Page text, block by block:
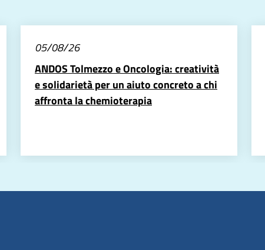
05/08/26
ANDOS Tolmezzo e Oncologia: creatività
e solidarietà per un aiuto concreto a chi
affronta la chemioterapia